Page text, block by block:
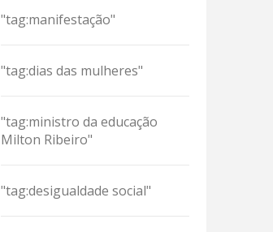
"tag:manifestação"
"tag:dias das mulheres"
"tag:ministro da educação
Milton Ribeiro"
"tag:desigualdade social"